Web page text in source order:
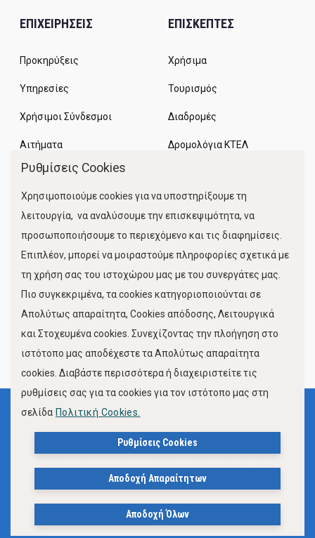
ΕΠΙΧΕΙΡΗΣΕΙΣ
Προκηρύξεις
Υπηρεσίες
Χρήσιμοι Σύνδεσμοι
Αιτήματα
ΕΠΙΣΚΕΠΤΕΣ
Χρήσιμα
Τουρισμός
Διαδρομές
Δρομολόγια ΚΤΕΛ
Κίνηση Λιμένος
FOLLOW US
© 2023, Δήμος Βόλου
Όροι Χρήσης
Πολιτική Προστασίας Προσωπικών Δεδομένων
Πολιτική Cookies
Ρυθμίσεις Cookies
Χρησιμοποιούμε cookies για να υποστηρίξουμε τη
λειτουργία, να αναλύσουμε την επισκεψιμότητα, να
προσωποποιήσουμε το περιεχόμενο και τις διαφημίσεις.
Επιπλέον, μπορεί να μοιραστούμε πληροφορίες σχετικά με
τη χρήση σας του ιστοχώρου μας με του συνεργάτες μας.
Πιο συγκεκριμένα, τα cookies κατηγοριοποιούνται σε
Απολύτως απαραίτητα, Cookies απόδοσης, Λειτουργικά
και Στοχευμένα cookies. Συνεχίζοντας την πλοήγηση στο
ιστότοπο μας αποδέχεστε τα Απολύτως απαραίτητα
cookies. Διαβάστε περισσότερα ή διαχειριστείτε τις
ρυθμίσεις σας για τα cookies για τον ιστότοπο μας στη
σελίδα Πολιτική Cookies.
Ρυθμίσεις Cookies
Αποδοχή Απαραίτητων
Αποδοχή Όλων